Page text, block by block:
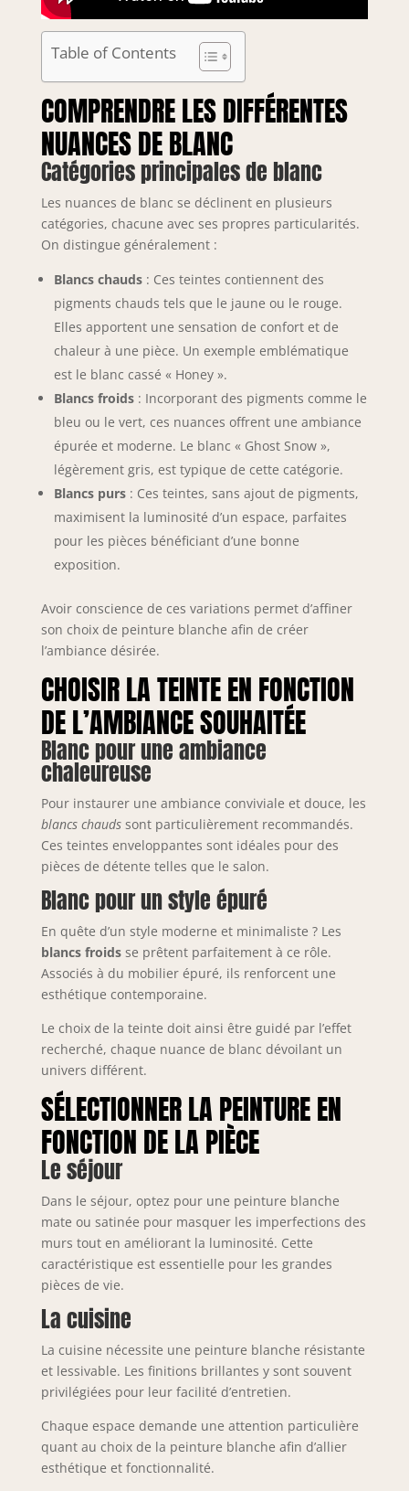
Table of Contents
COMPRENDRE LES DIFFÉRENTES
NUANCES DE BLANC
Catégories principales de blanc
Les nuances de blanc se déclinent en plusieurs
catégories, chacune avec ses propres particularités.
On distingue généralement :
Blancs chauds: Ces teintes contiennent des
pigments chauds tels que le jaune ou le rouge.
Elles apportent une sensation de confort et de
chaleur à une pièce. Un exemple emblématique
est le blanc cassé « Honey ».
Blancs froids: Incorporant des pigments comme le
bleu ou le vert, ces nuances offrent une ambiance
épurée et moderne. Le blanc « Ghost Snow »,
légèrement gris, est typique de cette catégorie.
Blancs purs: Ces teintes, sans ajout de pigments,
maximisent la luminosité d’un espace, parfaites
pour les pièces bénéficiant d’une bonne
exposition.
Avoir conscience de ces variations permet d’affiner
son choix de peinture blanche afin de créer
l’ambiance désirée.
CHOISIR LA TEINTE EN FONCTION
DE L’AMBIANCE SOUHAITÉE
Blanc pour une ambiance
chaleureuse
Pour instaurer une ambiance conviviale et douce, les
blancs chaudssont particulièrement recommandés.
Ces teintes enveloppantes sont idéales pour des
pièces de détente telles que le salon.
Blanc pour un style épuré
En quête d’un style moderne et minimaliste ? Les
blancs froidsse prêtent parfaitement à ce rôle.
Associés à du mobilier épuré, ils renforcent une
esthétique contemporaine.
Le choix de la teinte doit ainsi être guidé par l’effet
recherché, chaque nuance de blanc dévoilant un
univers différent.
SÉLECTIONNER LA PEINTURE EN
FONCTION DE LA PIÈCE
Le séjour
Dans le séjour, optez pour une peinture blanche
mate ou satinée pour masquer les imperfections des
murs tout en améliorant la luminosité. Cette
caractéristique est essentielle pour les grandes
pièces de vie.
La cuisine
La cuisine nécessite une peinture blanche résistante
et lessivable. Les finitions brillantes y sont souvent
privilégiées pour leur facilité d’entretien.
Chaque espace demande une attention particulière
quant au choix de la peinture blanche afin d’allier
esthétique et fonctionnalité.